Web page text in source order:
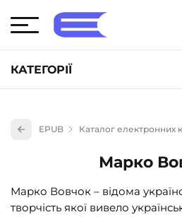
КАТЕГОРІЇ
Книги для дітей (833)
Книги для підлітків (240)
Науково-популярна література
Навчальна література та
EPUB Каталог електронних
Марко
Марко Вовчок – відома
творчість якої вивело